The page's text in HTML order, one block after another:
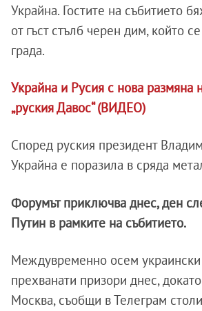
Украйна. Гостите на събитието
от гъст стълб черен дим, който
града.
Украйна и Русия с нова размяна
„руския Давос“ (ВИДЕО)
Според руския президент
Украйна е поразила в сряда
Форумът приключва днес, ден
Путин в рамките на събитието.
Междувременно осем
прехванати призори днес,
Москва, съобщи в Телеграм